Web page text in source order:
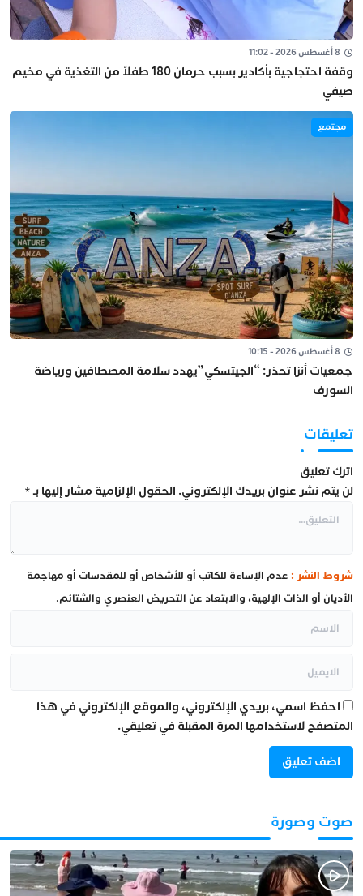
8 أغسطس 2026 - 11:02
وقفة احتجاجية بأكادير بسبب حرمان 180 طفلاً من التغذية في مخيم
صيفي
مجتمع
8 أغسطس 2026 - 10:15
جمعيات أنزا تحذر: “الجيتسكي”يهدد سلامة المصطافين ورياضة
السورف
تعليقات
اترك تعليق
لن يتم نشر عنوان بريدك الإلكتروني. الحقول الإلزامية مشار إليها بـ*
شروط النشر : عدم الإساءة للكاتب أو للأشخاص أو للمقدسات أو مهاجمة
الأديان أو الذات الإلهية، والابتعاد عن التحريض العنصري والشتائم.
احفظ اسمي، بريدي الإلكتروني، والموقع الإلكتروني في هذا
المتصفح لاستخدامها المرة المقبلة في تعليقي.
صوت وصورة